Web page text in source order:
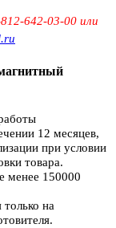
642-03-00 или
12 месяцев,
при условии
товара.
менее 150000
только на